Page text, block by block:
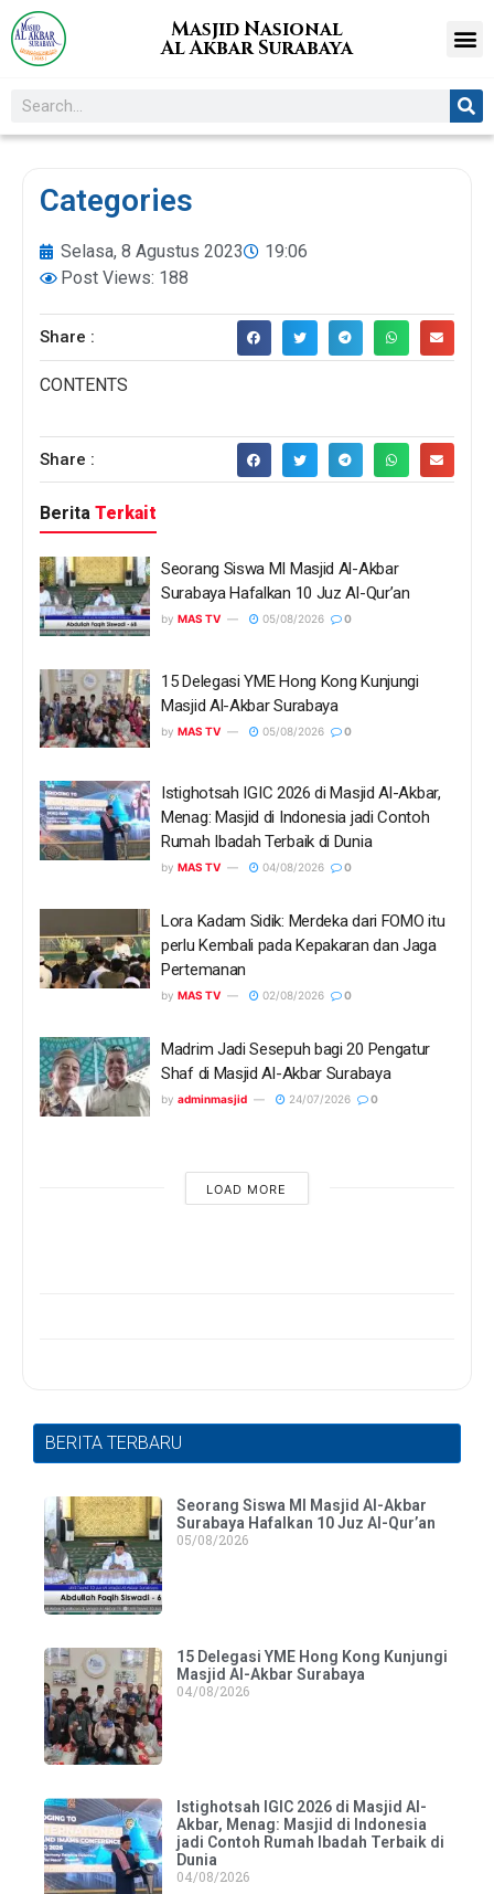
Masjid Nasional
Al Akbar Surabaya
Categories
Selasa, 8 Agustus 2023
19:06
Post Views: 188
Share :
CONTENTS
Share :
Berita Terkait
Seorang Siswa MI Masjid Al-Akbar
Surabaya Hafalkan 10 Juz Al-Qur’an
by MAS TV 05/08/2026 0
15 Delegasi YME Hong Kong Kunjungi
Masjid Al-Akbar Surabaya
by MAS TV 05/08/2026 0
Istighotsah IGIC 2026 di Masjid Al-Akbar,
Menag: Masjid di Indonesia jadi Contoh
Rumah Ibadah Terbaik di Dunia
by MAS TV 04/08/2026 0
Lora Kadam Sidik: Merdeka dari FOMO itu
perlu Kembali pada Kepakaran dan Jaga
Pertemanan
by MAS TV 02/08/2026 0
Madrim Jadi Sesepuh bagi 20 Pengatur
Shaf di Masjid Al-Akbar Surabaya
by adminmasjid 24/07/2026 0
LOAD MORE
BERITA TERBARU
Seorang Siswa MI Masjid Al-Akbar
Surabaya Hafalkan 10 Juz Al-Qur’an
05/08/2026
15 Delegasi YME Hong Kong Kunjungi
Masjid Al-Akbar Surabaya
04/08/2026
Istighotsah IGIC 2026 di Masjid Al-
Akbar, Menag: Masjid di Indonesia
jadi Contoh Rumah Ibadah Terbaik di
Dunia
04/08/2026